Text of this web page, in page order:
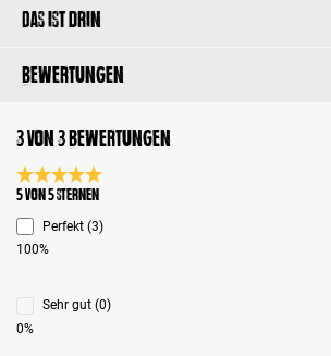
Das ist drin
Bewertungen
3 von 3 Bewertungen
Durchschnittliche Bewertung 5 von 5 Sternen
5 von 5 Sternen
Perfekt (3)
100%
Sehr gut (0)
0%